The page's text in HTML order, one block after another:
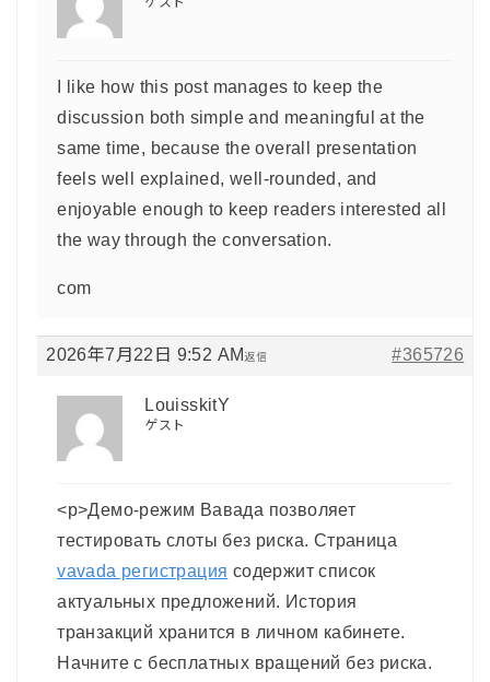
I like how this post manages to keep the
discussion both simple and meaningful at the
same time, because the overall presentation
feels well explained, well-rounded, and
enjoyable enough to keep readers interested all
the way through the conversation.
com
2026年7月22日 9:52 AM #365726
返信
LouisskitY
ゲスト
<p>Демо-режим Вавада позволяет
тестировать слоты без риска. Страница
vavada регистрация содержит список
актуальных предложений. История
транзакций хранится в личном кабинете.
Начните с бесплатных вращений без риска.